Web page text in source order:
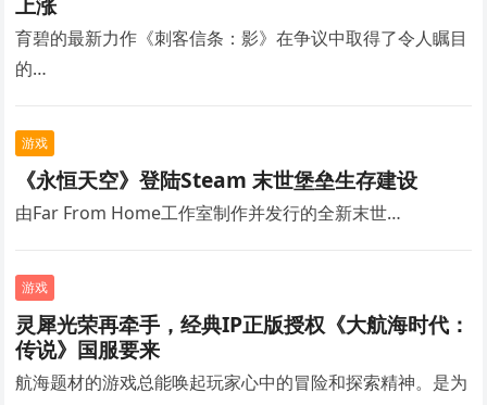
育碧的最新力作《刺客信条：影》在争议中取得了令人瞩目
的…
游戏
《永恒天空》登陆Steam 末世堡垒生存建设
由Far From Home工作室制作并发行的全新末世…
游戏
灵犀光荣再牵手，经典IP正版授权《大航海时代：
传说》国服要来
航海题材的游戏总能唤起玩家心中的冒险和探索精神。是为